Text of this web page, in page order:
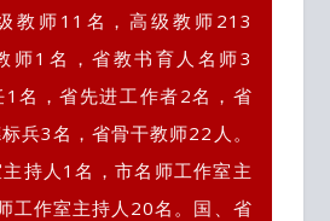
教师11名，高级教师213
师1名，省教书育人名师3
1名，省先进工作者2名，省
兵3名，省骨干教师22人。
持人1名，市名师工作室主
工作室主持人20名。国、省